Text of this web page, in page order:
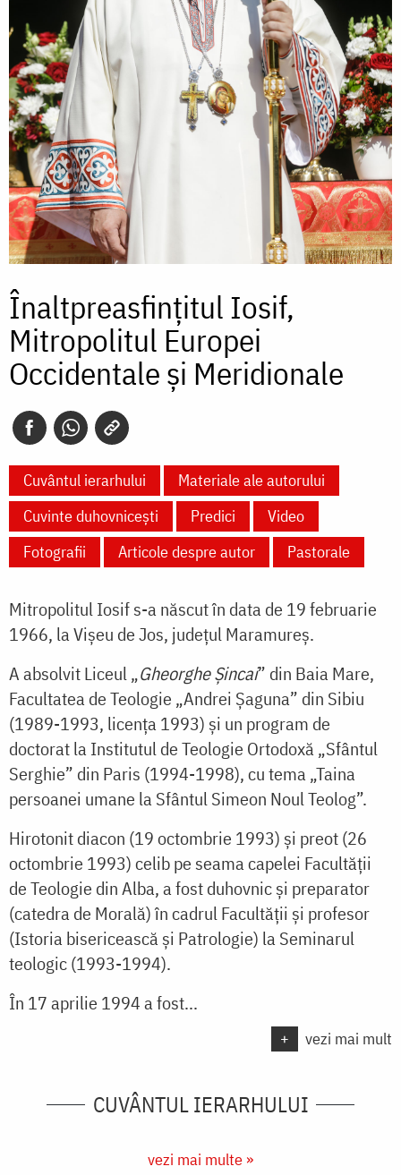
Înaltpreasfințitul Iosif,
Mitropolitul Europei
Occidentale și Meridionale
Cuvântul ierarhului
Materiale ale autorului
Cuvinte duhovnicești
Predici
Video
Fotografii
Articole despre autor Pastorale
Mitropolitul Iosif s-a născut în data de 19 februarie
1966, la Vişeu de Jos, judeţul Maramureş.
A absolvit Liceul „Gheorghe Şincai” din Baia Mare,
Facultatea de Teologie „Andrei Şaguna” din Sibiu
(1989-1993, licenţa 1993) şi un program de
doctorat la Institutul de Teologie Ortodoxă „Sfântul
Serghie” din Paris (1994-1998), cu tema „Taina
persoanei umane la Sfântul Simeon Noul Teolog”.
Hirotonit diacon (19 octombrie 1993) şi preot (26
octombrie 1993) celib pe seama capelei Facultăţii
de Teologie din Alba, a fost duhovnic şi preparator
(catedra de Morală) în cadrul Facultăţii şi profesor
(Istoria bisericească şi Patrologie) la Seminarul
teologic (1993-1994).
În 17 aprilie 1994 a fost...
+ vezi mai mult
CUVÂNTUL IERARHULUI
vezi mai multe »